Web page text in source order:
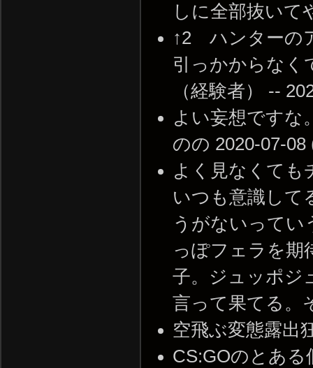
しに全部抜いて
↑2 ハンターの
引っかからなく
（経験者） --
よい妄想です
のの 2020-07-08
よく見なくても
いつも意識して
うがないってい
っぽフェラを期
子。ジュッポジ
言って果てる。
空飛ぶ変態露出
CS:GOのとあ